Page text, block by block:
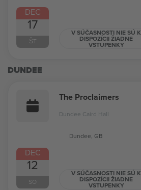
DEC
17
ŠT
V SÚČASNOSTI NIE SÚ K
DISPOZÍCII ŽIADNE
VSTUPENKY
DUNDEE
DEC
12
SO
The Proclaimers
Dundee Caird Hall
Dundee, GB
V SÚČASNOSTI NIE SÚ K
DISPOZÍCII ŽIADNE
VSTUPENKY